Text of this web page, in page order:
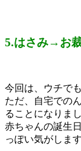
5.はさみ→お
今回は、ウチで
ただ、自宅での
ることになりまし
赤ちゃんの誕生
っぽい気がします